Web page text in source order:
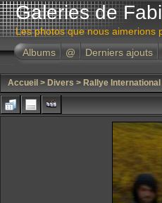
Galeries de
Les photos que nous aimerions
Albums
@ Derniers ajouts
Accueil > Divers > Rallye